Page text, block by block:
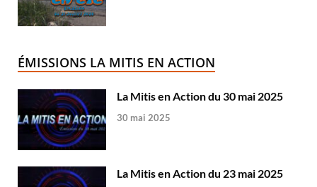
ÉMISSIONS LA MITIS EN ACTION
La Mitis en Action du 30 mai 2025
30 mai 2025
La Mitis en Action du 23 mai 2025